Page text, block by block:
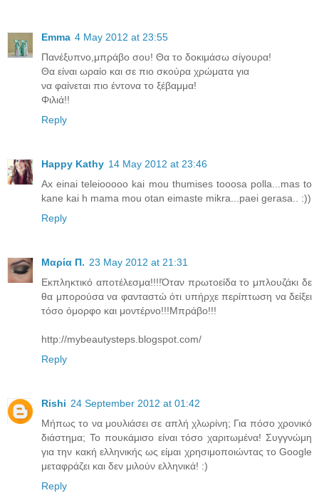
Emma 4 May 2012 at 23:55
Πανέξυπνο,μπράβο σου! Θα το δοκιμάσω σίγουρα!
Θα είναι ωραίο και σε πιο σκούρα χρώματα για
να φαίνεται πιο έντονα το ξέβαμμα!
Φιλιά!!
Reply
Happy Kathy 14 May 2012 at 23:46
Ax einai teleiooooo kai mou thumises tooosa polla...mas to
kane kai h mama mou otan eimaste mikra...paei gerasa.. :))
Reply
Μαρία Π. 23 May 2012 at 21:31
Εκπληκτικό αποτέλεσμα!!!!Όταν πρωτοείδα το μπλουζάκι δε
θα μπορούσα να φανταστώ ότι υπήρχε περίπτωση να δείξει
τόσο όμορφο και μοντέρνο!!!Μπράβο!!!
http://mybeautysteps.blogspot.com/
Reply
Rishi 24 September 2012 at 01:42
Μήπως το να μουλιάσει σε απλή χλωρίνη; Για πόσο χρονικό
διάστημα; Το πουκάμισο είναι τόσο χαριτωμένα! Συγγνώμη
για την κακή ελληνικής ως είμαι χρησιμοποιώντας το Google
μεταφράζει και δεν μιλούν ελληνικά! :)
Reply